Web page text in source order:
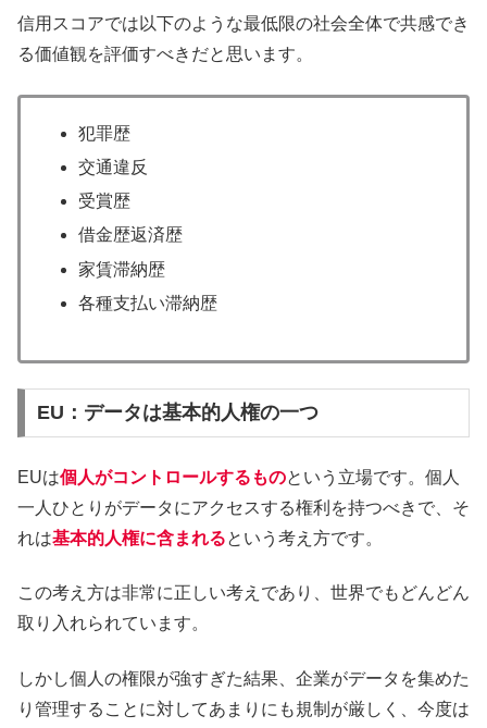
信用スコアでは以下のような最低限の社会全体で共感でき
る価値観を評価すべきだと思います。
犯罪歴
交通違反
受賞歴
借金歴返済歴
家賃滞納歴
各種支払い滞納歴
EU：データは基本的人権の一つ
EUは個人がコントロールするものという立場です。個人
一人ひとりがデータにアクセスする権利を持つべきで、そ
れは基本的人権に含まれるという考え方です。
この考え方は非常に正しい考えであり、世界でもどんどん
取り入れられています。
しかし個人の権限が強すぎた結果、企業がデータを集めた
り管理することに対してあまりにも規制が厳しく、今度は